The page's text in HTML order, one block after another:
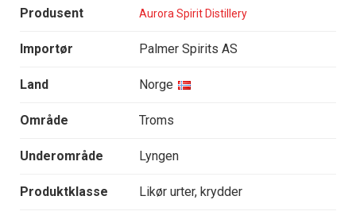
Produsent Aurora Spirit Distillery
Importør Palmer Spirits AS
Land Norge
Område Troms
Underområde Lyngen
Produktklasse Likør urter, krydder